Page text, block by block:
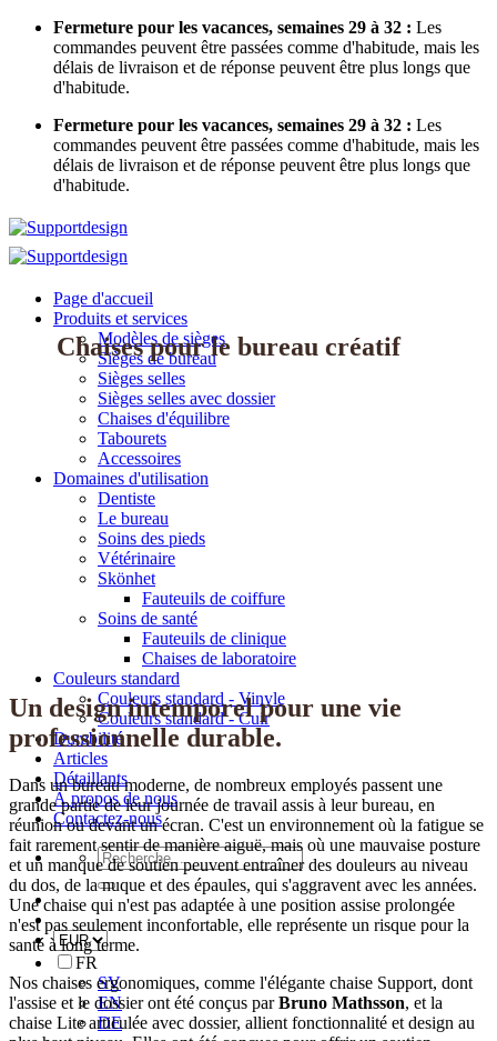
Skip
content
Fermeture pour les vacances, semaines 29 à 32 : Les
commandes peuvent être passées comme d'habitude, mais les
délais de livraison et de réponse peuvent être plus longs que
d'habitude.
Fermeture pour les vacances, semaines 29 à 32 : Les
commandes peuvent être passées comme d'habitude, mais les
délais de livraison et de réponse peuvent être plus longs que
d'habitude.
Page d'accueil
Produits et services
Modèles de sièges
Sièges de bureau
Sièges selles
Sièges selles avec dossier
Chaises d'équilibre
Tabourets
Accessoires
Domaines d'utilisation
Dentiste
Le bureau
Soins des pieds
Vétérinaire
Skönhet
Fauteuils de coiffure
Soins de santé
Fauteuils de clinique
Chaises de laboratoire
Couleurs standard
Couleurs standard - Vinyle
Couleurs standard - Cuir
Durabilité
Articles
Détaillants
À propos de nous
Contactez-nous
Recherche
de
:
FR
SV
EN
DE
Chaises pour le bureau créatif
Un design intemporel pour une vie
professionnelle durable.
Dans un bureau moderne, de nombreux employés passent une
grande partie de leur journée de travail assis à leur bureau, en
réunion ou devant un écran. C'est un environnement où la fatigue se
fait rarement sentir de manière aiguë, mais où une mauvaise posture
et un manque de soutien peuvent entraîner des douleurs au niveau
du dos, de la nuque et des épaules, qui s'aggravent avec les années.
Une chaise qui n'est pas adaptée à une position assise prolongée
n'est pas seulement inconfortable, elle représente un risque pour la
santé à long terme.
Nos chaises ergonomiques, comme l'élégante chaise Support, dont
l'assise et le dossier ont été conçus parBruno Mathsson, et la
chaise Lite articulée avec dossier, allient fonctionnalité et design au